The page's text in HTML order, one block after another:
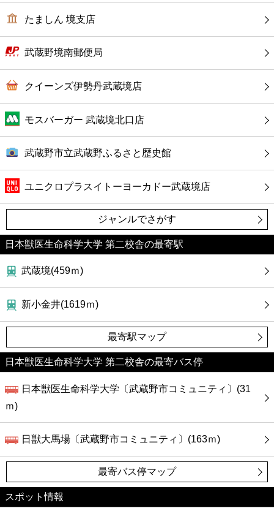
たましん 境支店
武蔵野境南郵便局
クイーンズ伊勢丹武蔵境店
モスバーガー 武蔵境北口店
武蔵野市立武蔵野ふるさと歴史館
ユニクロプラスイトーヨーカドー武蔵境店
ジャンルでさがす
日本獣医生命科学大学 第二校舎の最寄駅
武蔵境(459ｍ)
新小金井(1619ｍ)
最寄駅マップ
日本獣医生命科学大学 第二校舎の最寄バス停
日本獣医生命科学大学〔武蔵野市コミュニティ〕(31
ｍ)
日獣大馬場〔武蔵野市コミュニティ〕(163ｍ)
最寄バス停マップ
スポット情報